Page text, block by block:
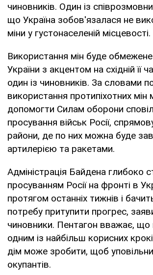
чиновників. Один із
що Україна зобов'язалася не
міни у густонаселеній місцевості.
Використання мін буде
України з акцентом на східній її
один із чиновників. За словами
використання протипіхотних
допомогти Силам оборони
просування військ Росії,
райони, де по них можна буде
артилерією та ракетами.
Адміністрація Байдена глибоко
просуванням Росії на фронті в
протягом останніх тижнів і
потребу притупити прогрес,
чиновники. Пентагон вважає, що
одним із найбільш корисних
дім може зробити, щоб
окупантів.